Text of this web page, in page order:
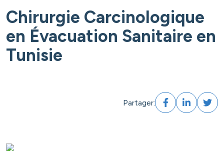
Chirurgie Carcinologique
en Évacuation Sanitaire en
Tunisie
Partager: